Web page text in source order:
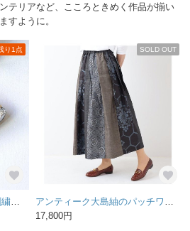
テリアなど、こころときめく作品が揃い
すように。
り1点 SOLD OUT
17,800円